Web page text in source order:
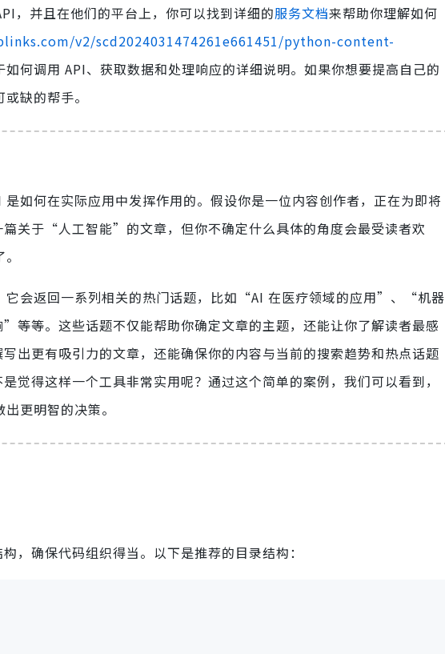
，并且在他们的平台上，你可以找到详细的服务文档来帮助你理解如何
v2/scd2024031474261e661451/python-content-
何调用 API、获取数据和处理响应的详细说明。如果你想要提高自己的
缺的帮手。
如何在实际应用中发挥作用的。假设你是一位内容创作者，正在为即将
关于“人工智能”的文章，但你不确定什么具体的角度会最受读者欢
会返回一系列相关的热门话题，比如“AI 在医疗领域的应用”、“机器
等。这些话题不仅能帮助你确定文章的主题，还能让你了解读者最感
出更有吸引力的文章，还能确保你的内容与当前的搜索趋势和热点话题
觉得这样一个工具非常实用呢？通过这个简单的案例，我们可以看到，
更明智的决策。
，确保代码组织得当。以下是推荐的目录结构：